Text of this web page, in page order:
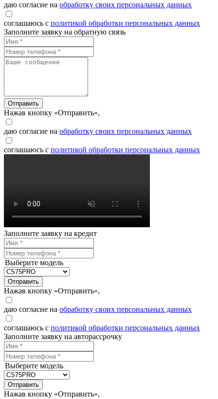
даю согласие на обработку своих персональных данных
соглашаюсь с политикой обработки персональных данных
Заполните заявку на обратную связь
Отправить
Нажав кнопку «Отправить»,
даю согласие на обработку своих персональных данных
соглашаюсь с политикой обработки персональных данных
Заполните заявку на кредит
Выберите модель
Отправить
Нажав кнопку «Отправить»,
даю согласие на обработку своих персональных данных
соглашаюсь с политикой обработки персональных данных
Заполните заявку на авторассрочку
Выберите модель
Отправить
Нажав кнопку «Отправить»,